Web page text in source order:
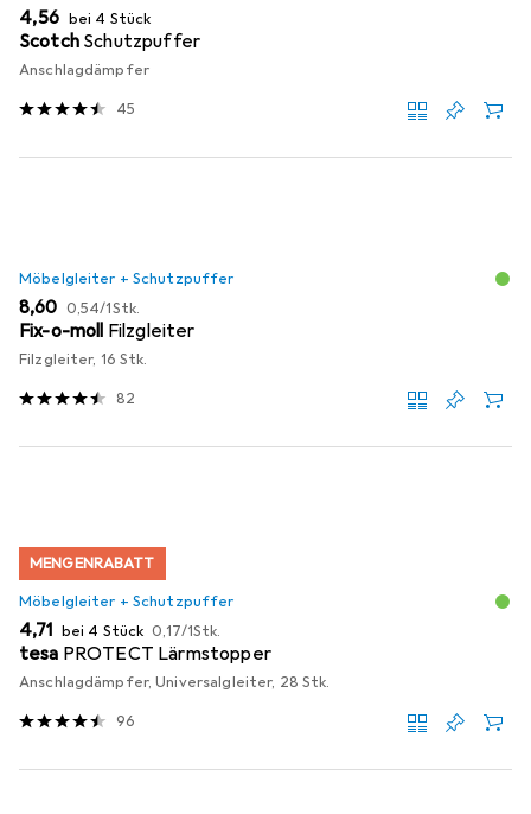
EUR
4,56 bei 4 Stück
Scotch Schutzpuffer
Anschlagdämpfer
45
Möbelgleiter + Schutzpuffer
EUR
8,60 EUR
0,54/1Stk.
Fix-o-moll Filzgleiter
Filzgleiter, 16 Stk.
82
MENGENRABATT
Möbelgleiter + Schutzpuffer
EUR
4,71 bei 4 Stück EUR
0,17/1Stk.
tesa PROTECT Lärmstopper
Anschlagdämpfer, Universalgleiter, 28 Stk.
96